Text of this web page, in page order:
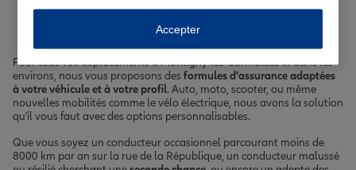
Cormeilles
Pour tous vos déplacements à Montigny-les-Cormeilles et dans les
environs, nous vous proposons des formules d'assurance adaptées
à votre véhicule et à votre profil. Auto, moto, scooter, ou même
nouvelles mobilités comme le vélo électrique, nous avons la solution
qu'il vous faut avec des options personnalisables.
Que vous soyez un conducteur occasionnel parcourant moins de
8000 km par an sur la rue de la République, un conducteur malussé
Accepter